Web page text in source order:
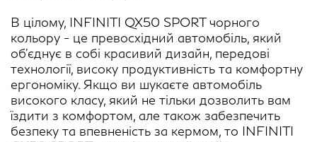
В цілому, INFINITI QX50 SPORT чорного
кольору - це превосхідний автомобіль, який
об'єднує в собі красивий дизайн, передові
технології, високу продуктивність та комфортну
ергономіку. Якщо ви шукаєте автомобіль
високого класу, який не тільки дозволить вам
їздити з комфортом, але також забезпечить
безпеку та впевненість за кермом, то INFINITI